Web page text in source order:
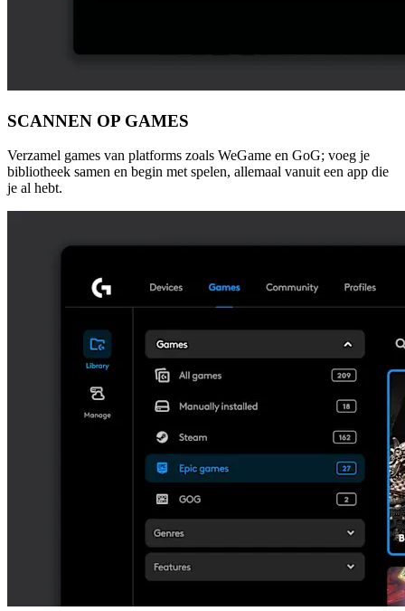
SCANNEN OP GAMES
Verzamel games van platforms zoals WeGame en GoG; voeg je
bibliotheek samen en begin met spelen, allemaal vanuit een app die
je al hebt.